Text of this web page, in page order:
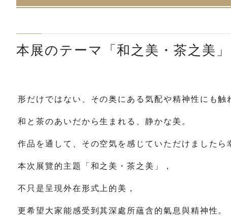
本展のテーマ「和之美・茶之美」
形だけではない、その奥にある気配や精神性にも触
和と茶のあいだから生まれる、静かな美。
作品を通して、その空気を感じていただけましたら
本次展覽的主題「和之美・茶之美」，
不只是呈現外在形式上的美，
更希望大家能感受到其深處所蘊含的氣息與精神性。